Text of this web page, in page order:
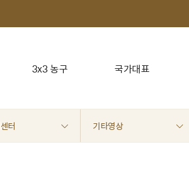
3x3 농구 국가대표
터 기타영상